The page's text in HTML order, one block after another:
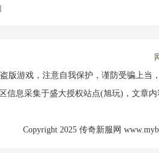
版游戏，注意自我保护，谨防受骗上当
信息采集于盛大授权站点(旭玩)，文章
Copyright 2025 传奇新服网